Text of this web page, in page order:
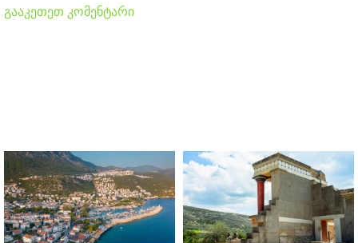
გააკეთეთ კომენტარი